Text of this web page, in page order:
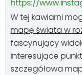
https://
W tej kawiarni
mapę świata w
fascynujący
interesujące
szczegółowa